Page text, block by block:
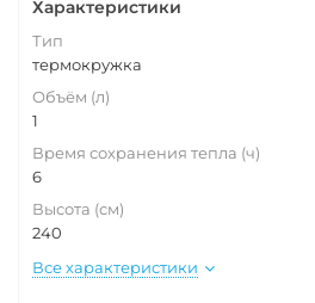
Характеристики
Тип
термокружка
Объём (л)
1
Время сохранения тепла (ч)
6
Высота (см)
240
Все характеристики